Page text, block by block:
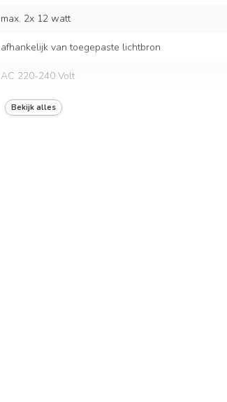
max. 2x 12 watt
afhankelijk van toegepaste lichtbron
AC 220-240 Volt
50/60 Hz
Bekijk alles